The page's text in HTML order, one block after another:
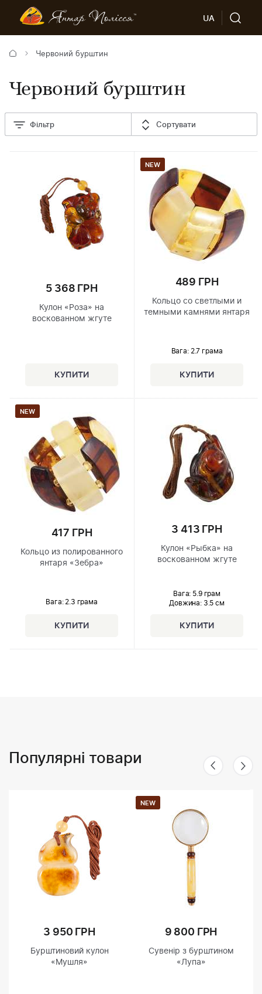
UA
Червоний бурштин
Червоний бурштин
Фільтр Сортувати
5 368 ГРН
Кулон «Роза» на
воскованном жгуте
NEW
489 ГРН
Кольцо со светлыми и
темными камнями янтаря
Вага: 2.7 грама
NEW
417 ГРН
Кольцо из полированного
янтаря «Зебра»
Вага: 2.3 грама
3 413 ГРН
Кулон «Рыбка» на
воскованном жгуте
Вага: 5.9 грам
Довжина:3.5 см
Популярні товари
3 950 ГРН
Бурштиновий кулон
«Мушля»
NEW
9 800 ГРН
Сувенір з бурштином
«Лупа»